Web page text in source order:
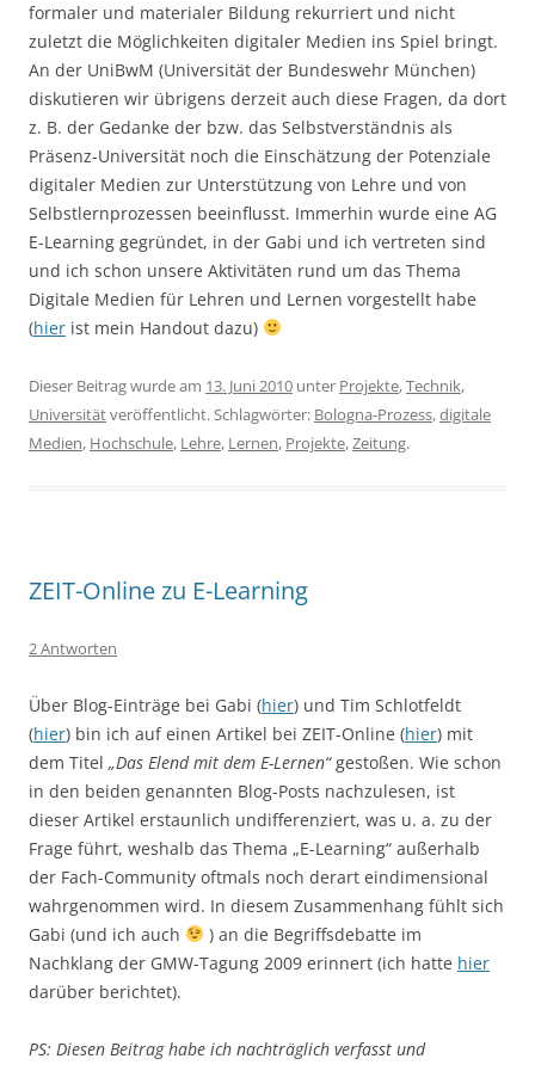
formaler und materialer Bildung rekurriert und nicht
zuletzt die Möglichkeiten digitaler Medien ins Spiel bringt.
An der UniBwM (Universität der Bundeswehr München)
diskutieren wir übrigens derzeit auch diese Fragen, da dort
z. B. der Gedanke der bzw. das Selbstverständnis als
Präsenz-Universität noch die Einschätzung der Potenziale
digitaler Medien zur Unterstützung von Lehre und von
Selbstlernprozessen beeinflusst. Immerhin wurde eine AG
E-Learning gegründet, in der Gabi und ich vertreten sind
und ich schon unsere Aktivitäten rund um das Thema
Digitale Medien für Lehren und Lernen vorgestellt habe
(hier ist mein Handout dazu)
Dieser Beitrag wurde am 13. Juni 2010 unter Projekte,Technik,
Universitätveröffentlicht. Schlagwörter: Bologna-Prozess,digitale
Medien, Hochschule, Lehre, Lernen, Projekte,Zeitung.
ZEIT-Online zu E-Learning
2 Antworten
Über Blog-Einträge bei Gabi (hier) und Tim Schlotfeldt
(hier) bin ich auf einen Artikel bei ZEIT-Online (hier) mit
dem Titel „Das Elend mit dem E-Lernen“gestoßen. Wie schon
in den beiden genannten Blog-Posts nachzulesen, ist
dieser Artikel erstaunlich undifferenziert, was u. a. zu der
Frage führt, weshalb das Thema „E-Learning“ außerhalb
der Fach-Community oftmals noch derart eindimensional
wahrgenommen wird. In diesem Zusammenhang fühlt sich
Gabi (und ich auch
) an die Begriffsdebatte im
Nachklang der GMW-Tagung 2009 erinnert (ich hatte hier
darüber berichtet).
PS: Diesen Beitrag habe ich nachträglich verfasst und